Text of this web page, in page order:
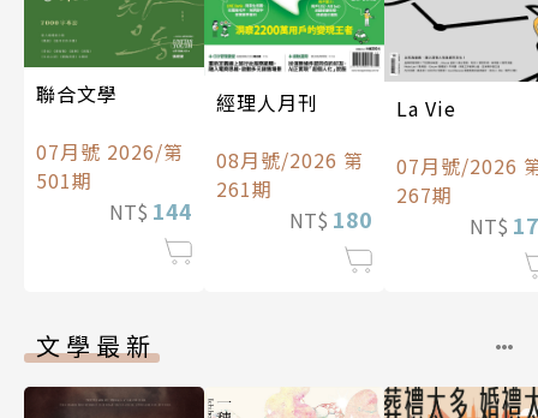
聯合文學
07月號 2026/第
501期
NT$ 144
經理人月刊
08月號/2026 第
261期
NT$ 180
La Vie
07月號/2026
267期
NT$
文學最新